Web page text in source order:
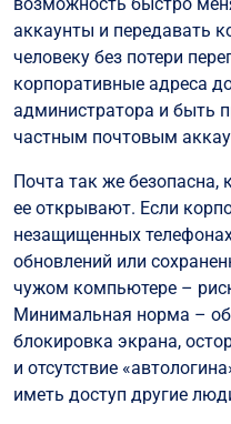
аккаунты и передавать
человеку без потери
корпоративные адреса
администратора и быть
частным почтовым
Почта так же безопасна,
ее открывают. Если
незащищенных
обновлений или
чужом компьютере –
Минимальная норма –
блокировка экрана,
и отсутствие
иметь доступ другие